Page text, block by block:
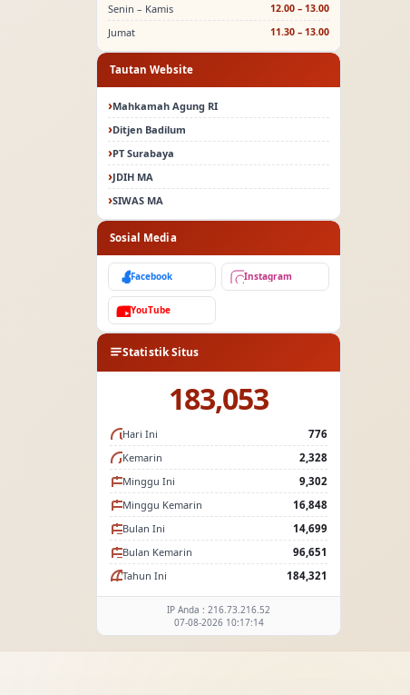
Senin – Kamis 12.00 – 13.00
Jumat 11.30 – 13.00
Tautan Website
Mahkamah Agung RI
Ditjen Badilum
PT Surabaya
JDIH MA
SIWAS MA
Sosial Media
Facebook Instagram
YouTube
Statistik Situs
183,053
Hari Ini
776
Kemarin
2,328
Minggu Ini
9,302
Minggu Kemarin
16,848
Bulan Ini
14,699
Bulan Kemarin
96,651
Tahun Ini
184,321
IP Anda : 216.73.216.52
07-08-2026 10:17:14